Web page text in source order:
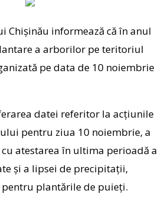
Chişinău informează că în anul
a arborilor pe teritoriul
pe data de 10 noiembrie
datei referitor la acțiunile
pentru ziua 10 noiembrie, a
atestarea în ultima perioadă a
și a lipsei de precipitații,
plantările de puieți.